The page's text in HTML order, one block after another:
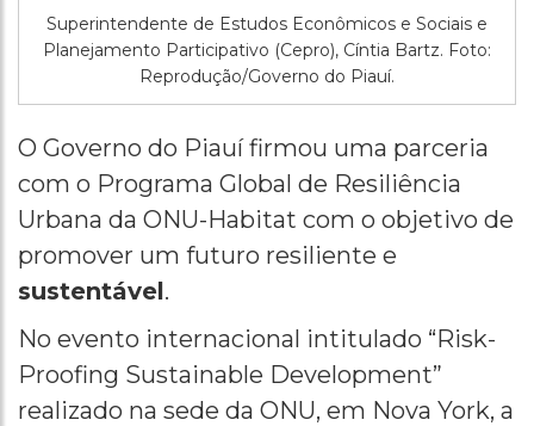
Superintendente de Estudos Econômicos e Sociais e
Planejamento Participativo (Cepro), Cíntia Bartz. Foto:
Reprodução/Governo do Piauí.
O Governo do Piauí firmou uma parceria
com o Programa Global de Resiliência
Urbana da ONU-Habitat com o objetivo de
promover um futuro resiliente e
sustentável.
No evento internacional intitulado “Risk-
Proofing Sustainable Development”
realizado na sede da ONU, em Nova York, a